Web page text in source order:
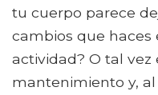
tu cuerpo parece
cambios que haces
actividad? O tal vez
mantenimiento y,